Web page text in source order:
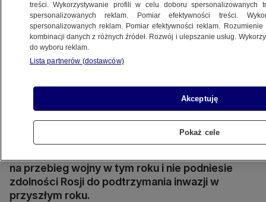
26.09.2022, 09:08
Udostępnij
mobilizacja stworzy dodatkowe wojsko, ale w
sposób nieefektywny, obciążona będzie także
wysokimi kosztami społecznymi i politycznymi -
ocenia w najnowszym sprawozdaniu
amerykański Instytut Studiów nad Wojną (ISW).
na przebieg wojny w tym roku i nie podniesie
zdolności Rosji do podtrzymania inwazji w
przyszłym roku.
treści. Wykorzystywanie profili w celu doboru spersonalizowanych
spersonalizowanych reklam. Pomiar efektywności treści.
spersonalizowanych reklam. Pomiar efektywności reklam.
kombinacji danych z różnych źródeł. Rozwój i ulepszanie usług.
do wyboru reklam.
Lista partnerów (dostawców)
Akceptuję
Pokaż cele